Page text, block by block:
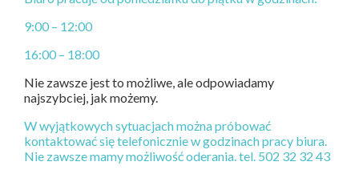
9:00 – 12:00
16:00 – 18:00
Nie zawsze jest to możliwe, ale odpowiadamy
najszybciej, jak możemy.
W wyjątkowych sytuacjach można próbować
kontaktować się telefonicznie w godzinach pracy biura.
Nie zawsze mamy możliwość oderania. tel. 502 32 32 43